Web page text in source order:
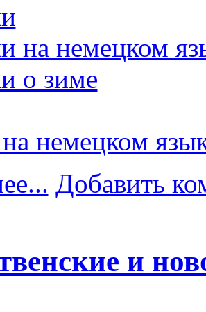
на немецком
о зиме
немецком
Добавить
и